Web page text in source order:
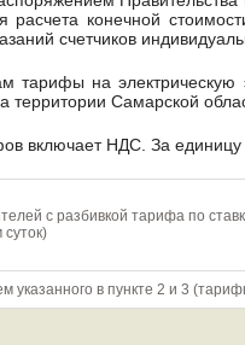
конечной
счетчиков
территории Самарской
включает НДС. За
с разбивкой тарифа по
указанного в пункте 2 и 3